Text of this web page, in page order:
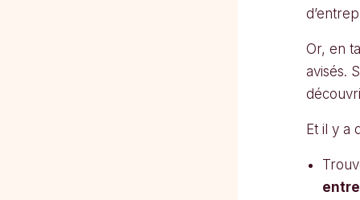
Or, en
avisés.
Et il y a